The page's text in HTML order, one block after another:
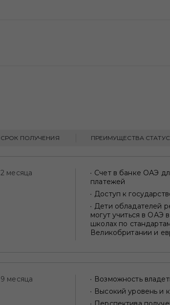
СРОК ПОЛУЧЕНИЯ ПРЕИМУЩЕСТВА
2 месяца
Счет в банке ОАЭ
платежей
Доступ к
Дети обладателей
могут учиться в ОАЭ
школах по
Великобритании и
9 месяца
Возможность
Высокий уровень и